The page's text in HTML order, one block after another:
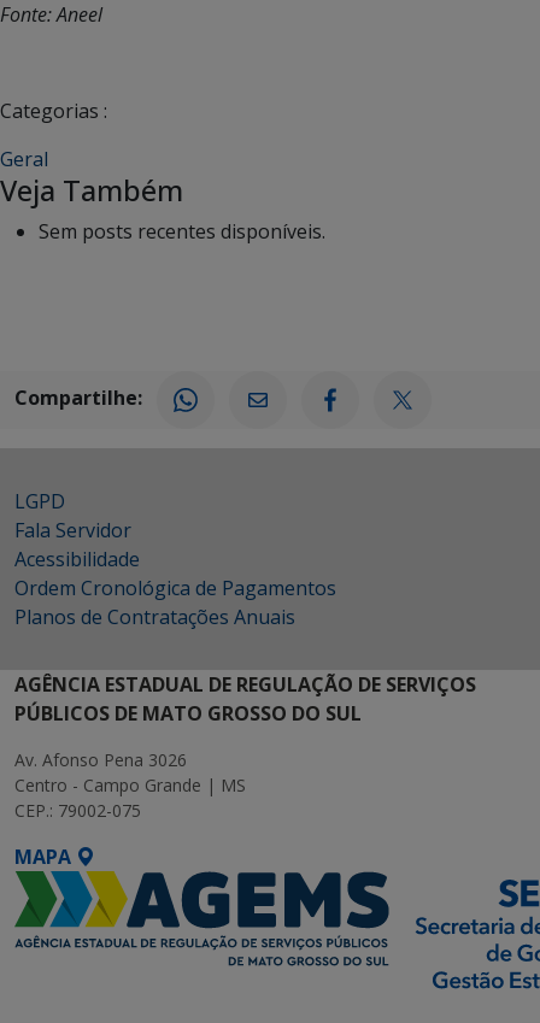
Fonte: Aneel
Categorias :
Geral
Veja Também
Sem posts recentes disponíveis.
Compartilhe:
LGPD
Fala Servidor
Acessibilidade
Ordem Cronológica de Pagamentos
Planos de Contratações Anuais
AGÊNCIA ESTADUAL DE REGULAÇÃO DE SERVIÇOS
PÚBLICOS DE MATO GROSSO DO SUL
Av. Afonso Pena 3026
Centro - Campo Grande | MS
CEP.: 79002-075
MAPA